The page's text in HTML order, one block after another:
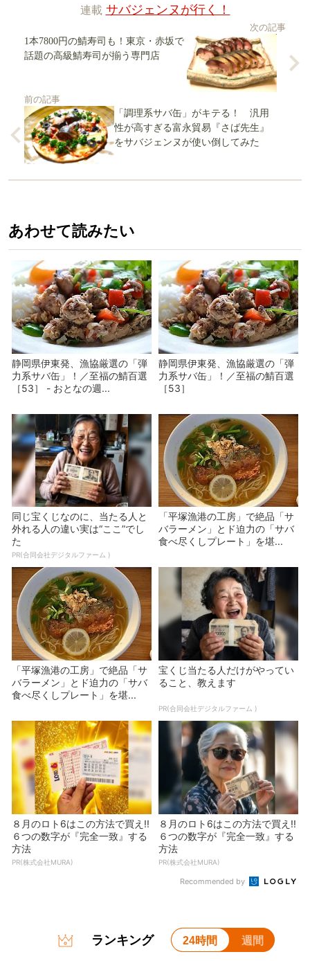
連載 サバジェンヌが行く！
次の記事
1本7800円の鯖寿司も！東京・赤坂で
話題の高級鯖寿司が揃う専門店
前の記事
「調理系サバ缶」がキテる！ 汎用
性が高すぎる富永貿易『さば先生』
をサバジェンヌが使い倒してみた
あわせて読みたい
静岡県伊東発、漁協厳選の「弾
力系サバ缶」！／至福の鯖百選
［53］ - おとなの週...
静岡県伊東発、漁協厳選の「弾
力系サバ缶」！／至福の鯖百選
［53］
同じ宝くじなのに、当たる人と
外れる人の違い実は“ここ”でし
た
PR(合同会社デジタルファーム )
「平塚漁港の工房」で絶品「サ
バラーメン」とド迫力の「サバ
食べ尽くしプレート」を堪...
「平塚漁港の工房」で絶品「サ
バラーメン」とド迫力の「サバ
食べ尽くしプレート」を堪...
宝くじ当たる人だけがやってい
ること、教えます
PR(合同会社デジタルファーム )
８月のロト6はこの方法で買え!!
６つの数字が『完全一致』する
方法
PR(株式会社MURA)
８月のロト6はこの方法で買え!!
６つの数字が『完全一致』する
方法
PR(株式会社MURA)
Recommended by
ランキング 24時間 週間